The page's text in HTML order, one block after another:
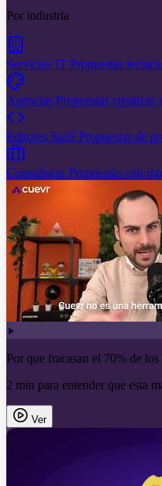
Por industria
Servicios IT Propuestas
Agencias Propuestas creativas
Editores SaaS Propuestas de
Consultoras Propuestas con
Por que fracasan el 70% de los
2 min para entender que esta
Ver